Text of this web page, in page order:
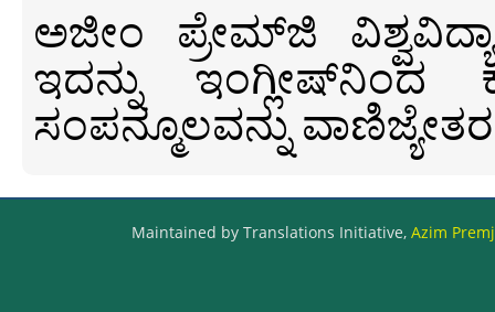
ಅಜೀಂ ಪ್ರೇಮ್‍ಜಿ
ಇದನ್ನು ಇಂಗ್ಲೀಷ್‍ನಿಂದ
ಸಂಪನ್ಮೂಲವನ್ನು
Maintained by Translations Initiative, Azim